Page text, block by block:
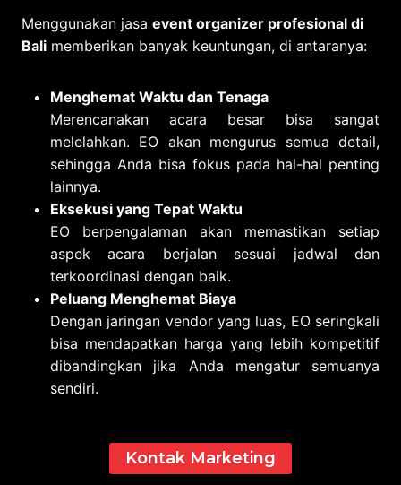
Menggunakan jasa event organizer profesional di
Bali memberikan banyak keuntungan, di antaranya:
Menghemat Waktu dan Tenaga
Merencanakan acara besar bisa sangat
melelahkan. EO akan mengurus semua detail,
sehingga Anda bisa fokus pada hal-hal penting
lainnya.
Eksekusi yang Tepat Waktu
EO berpengalaman akan memastikan setiap
aspek acara berjalan sesuai jadwal dan
terkoordinasi dengan baik.
Peluang Menghemat Biaya
Dengan jaringan vendor yang luas, EO seringkali
bisa mendapatkan harga yang lebih kompetitif
dibandingkan jika Anda mengatur semuanya
sendiri.
Kontak Marketing